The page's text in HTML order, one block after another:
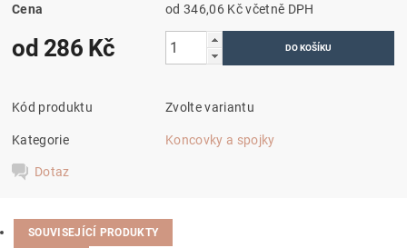
Cena od 346,06 Kčvčetně DPH
od 286 Kč
Kód produktu Zvolte variantu
Kategorie Koncovky a spojky
Dotaz
SOUVISEJÍCÍ PRODUKTY